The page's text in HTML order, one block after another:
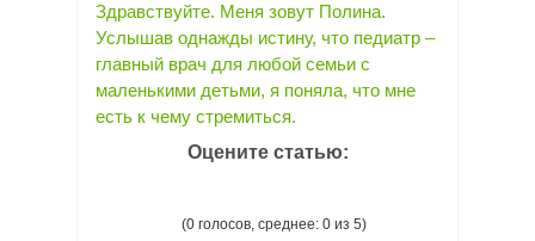
Здравствуйте. Меня зовут Полина.
Услышав однажды истину, что педиатр –
главный врач для любой семьи с
маленькими детьми, я поняла, что мне
есть к чему стремиться.
Оцените статью:
(0 голосов, среднее: 0 из 5)